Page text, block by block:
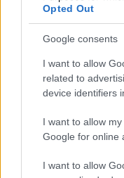
Opted Out
Google consents
I want to allow
related to
device identifiers
I want to allow
Google for online
I want to allow
Δημόσιος τομέας
Ασφαλισμένος
ασφάλισηςκαι
επικουρική
Ασφαλισμένος
ασφάλισης